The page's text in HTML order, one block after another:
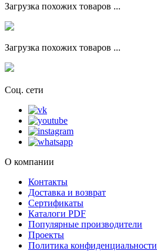
Загрузка похожих товаров ...
Загрузка похожих товаров ...
Соц. сети
О компании
Контакты
Доставка и возврат
Сертификаты
Каталоги PDF
Популярные производители
Проекты
Политика конфиденциальности